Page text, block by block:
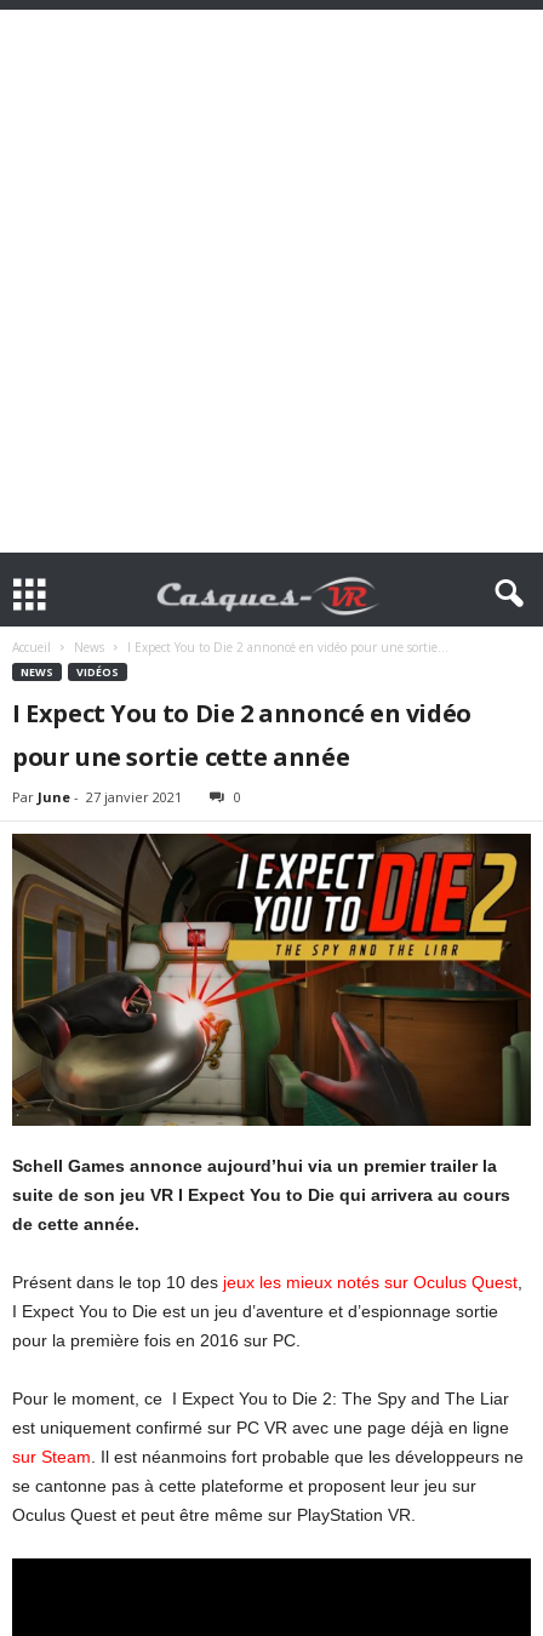
Accueil News I Expect You to Die 2 annoncé en vidéo pour une sortie...
NEWS VIDÉOS
I Expect You to Die 2 annoncé en vidéo
pour une sortie cette année
Par June - 27 janvier 2021 0
Schell Games annonce aujourd’hui via un premier trailer la
suite de son jeu VR I Expect You to Die qui arrivera au cours
de cette année.
Présent dans le top 10 des jeux les mieux notés sur Oculus Quest
I Expect You to Die est un jeu d’aventure et d’espionnage sortie
pour la première fois en 2016 sur PC.
Pour le moment, ce I Expect You to Die 2: The Spy and The Liar
est uniquement confirmé sur PC VR avec une page déjà en ligne
sur Steam . Il est néanmoins fort probable que les développeurs ne
se cantonne pas à cette plateforme et proposent leur jeu sur
Oculus Quest et peut être même sur PlayStation VR.